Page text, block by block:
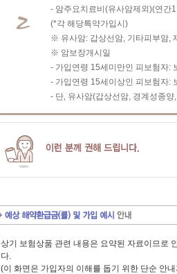
- 암주요치료비(유사암제외)(연간
(*각 해당특약가입시)
※ 유사암: 갑상선암, 기타피부암,
※ 암보장개시일
- 가입연령 15세미만인 피보험자:
- 가입연령 15세이상인 피보험자:
- 단, 유사암(갑상선암, 경계성종
상기 보험상품 관련 내용은 요약된 자료이므로
다.
(이 화면은 가입자의 이해를 돕기 위한 단순 안